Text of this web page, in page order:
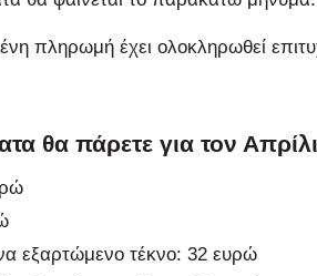
πληρωμή έχει ολοκληρωθεί
θα πάρετε για τον
εξαρτώμενο τέκνο: 32 ευρώ